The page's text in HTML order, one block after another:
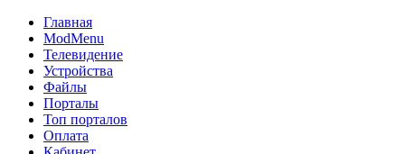
Главная
ModMenu
Телевидение
Устройства
Файлы
Порталы
Топ порталов
Оплата